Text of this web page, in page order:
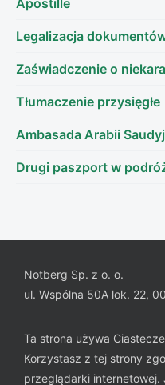
Legalizacja
Zaświadczenie o
Tłumaczenie przysięgłe
Ambasada Arabii
Drugi paszport w
Notberg Sp. z o. o.
ul. Wspólna 50A lok. 22,
Ta strona używa
Korzystasz z tej strony
przeglądarki internetowej.